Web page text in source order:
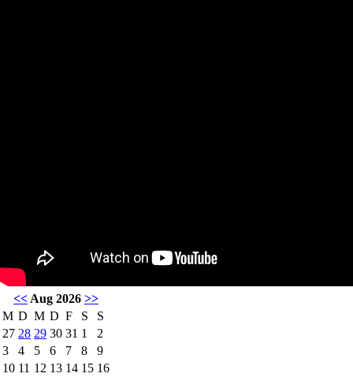
<< Aug 2026 >>
M D M D F S
S
27 28 29 30 31 1
2
3
4 5 6 7 8
9
10 11 12 13 14 15 16